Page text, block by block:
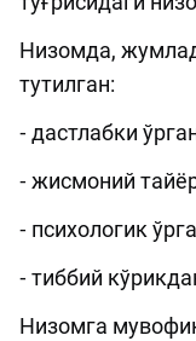
Низомда,
тутилган:
⁃ дастлабки
⁃ жисмоний
⁃ психологик
⁃ тиббий
Низомга